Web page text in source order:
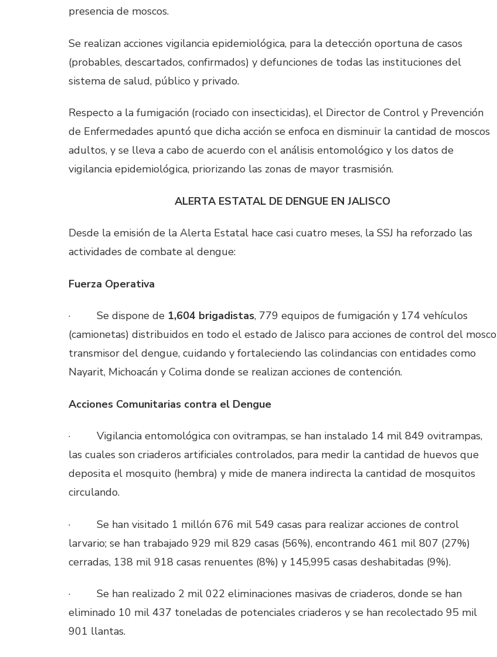
presencia de moscos.
Se realizan acciones vigilancia epidemiológica, para la detección oportuna de casos
(probables, descartados, confirmados) y defunciones de todas las instituciones del
sistema de salud, público y privado.
Respecto a la fumigación (rociado con insecticidas), el Director de Control y Prevención
de Enfermedades apuntó que dicha acción se enfoca en disminuir la cantidad de moscos
adultos, y se lleva a cabo de acuerdo con el análisis entomológico y los datos de
vigilancia epidemiológica, priorizando las zonas de mayor trasmisión.
ALERTA ESTATAL DE DENGUE EN JALISCO
Desde la emisión de la Alerta Estatal hace casi cuatro meses, la SSJ ha reforzado las
actividades de combate al dengue:
Fuerza Operativa
· Se dispone de 1,604 brigadistas, 779 equipos de fumigación y 174 vehículos
(camionetas) distribuidos en todo el estado de Jalisco para acciones de control del mosco
transmisor del dengue, cuidando y fortaleciendo las colindancias con entidades como
Nayarit, Michoacán y Colima donde se realizan acciones de contención.
Acciones Comunitarias contra el Dengue
· Vigilancia entomológica con ovitrampas, se han instalado 14 mil 849 ovitrampas,
las cuales son criaderos artificiales controlados, para medir la cantidad de huevos que
deposita el mosquito (hembra) y mide de manera indirecta la cantidad de mosquitos
circulando.
· Se han visitado 1 millón 676 mil 549 casas para realizar acciones de control
larvario; se han trabajado 929 mil 829 casas (56%), encontrando 461 mil 807 (27%)
cerradas, 138 mil 918 casas renuentes (8%) y 145,995 casas deshabitadas (9%).
· Se han realizado 2 mil 022 eliminaciones masivas de criaderos, donde se han
eliminado 10 mil 437 toneladas de potenciales criaderos y se han recolectado 95 mil
901 llantas.